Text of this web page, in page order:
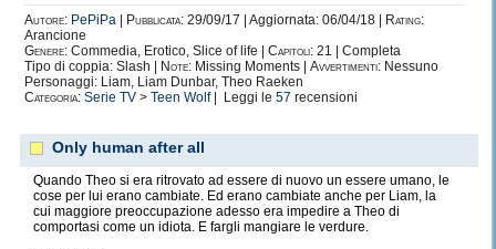
Autore: PePiPa Pubblicata: 29/09/17 | Aggiornata: 06/04/18 |
Rating:
Arancione
Genere: Commedia, Erotico, Slice of life | Capitoli: 21 | Completa
Tipo di coppia: Slash |
Note: Missing Moments | Avvertimenti: Nessuno
Personaggi: Liam, Liam Dunbar, Theo Raeken
Categoria: Serie TV > Teen Wolf| Leggi le 57 recensioni
Only human after all
Quando Theo si era ritrovato ad essere di nuovo un essere umano, le
cose per lui erano cambiate. Ed erano cambiate anche per Liam, la
cui maggiore preoccupazione adesso era impedire a Theo di
comportasi come un idiota. E fargli mangiare le verdure.